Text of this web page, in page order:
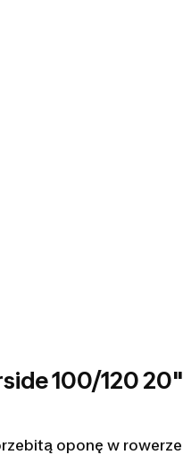
100/120 20"
oponę w rowerze